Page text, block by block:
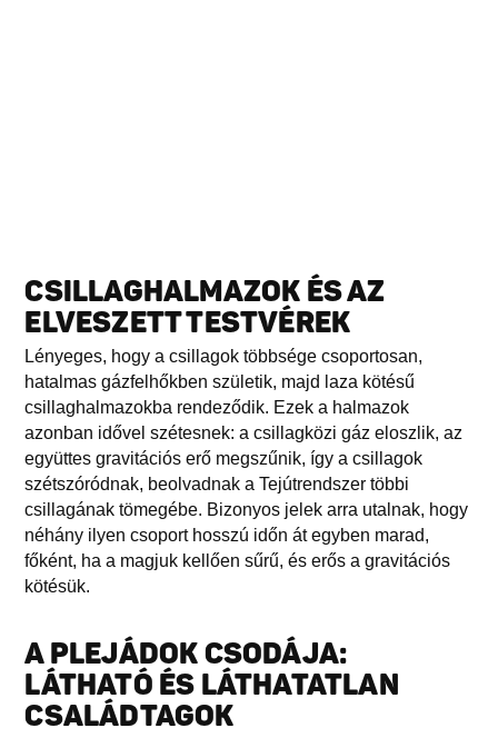
CSILLAGHALMAZOK ÉS AZ
ELVESZETT TESTVÉREK
Lényeges, hogy a csillagok többsége csoportosan,
hatalmas gázfelhőkben születik, majd laza kötésű
csillaghalmazokba rendeződik. Ezek a halmazok
azonban idővel szétesnek: a csillagközi gáz eloszlik, az
együttes gravitációs erő megszűnik, így a csillagok
szétszóródnak, beolvadnak a Tejútrendszer többi
csillagának tömegébe. Bizonyos jelek arra utalnak, hogy
néhány ilyen csoport hosszú időn át egyben marad,
főként, ha a magjuk kellően sűrű, és erős a gravitációs
kötésük.
A PLEJÁDOK CSODÁJA:
LÁTHATÓ ÉS LÁTHATATLAN
CSALÁDTAGOK